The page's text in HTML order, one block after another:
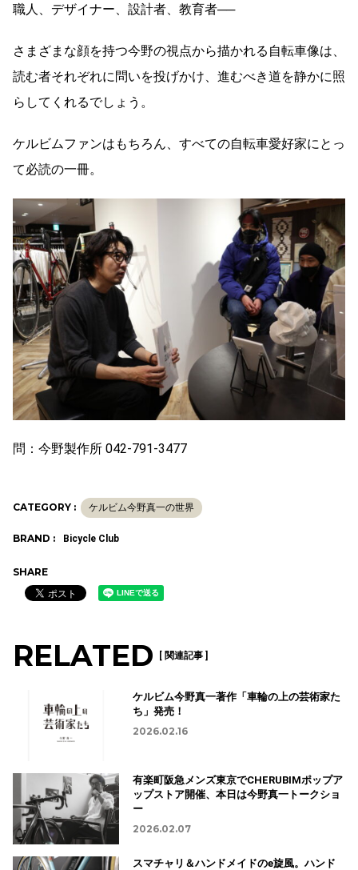
職人、デザイナー、設計者、教育者──
さまざまな顔を持つ今野の視点から描かれる自転車像は、
読む者それぞれに問いを投げかけ、進むべき道を静かに照
らしてくれるでしょう。
ケルビムファンはもちろん、すべての自転車愛好家にとっ
て必読の一冊。
問：今野製作所 042-791-3477
CATEGORY : ケルビム今野真一の世界
BRAND : Bicycle Club
SHARE
RELATED [ 関連記事 ]
ケルビム今野真一著作「車輪の上の芸術家た
ち」発売！
2026.02.16
有楽町阪急メンズ東京でCHERUBIMポップア
ップストア開催、本日は今野真一トークショ
ー
2026.02.07
スマチャリ＆ハンドメイドのe旋風。ハンド